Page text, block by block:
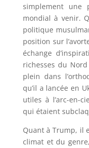
simplement une
mondial à venir.
politique
position sur
échange
richesses du
plein dans
qu’il a lancée en
utiles à l’arc-en-
qui étaient
Quant à Trump, il
climat et du